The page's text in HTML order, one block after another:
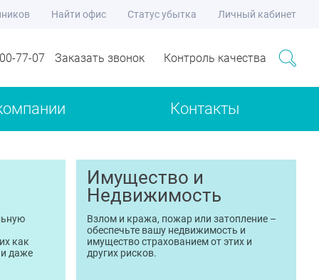
Найти офис Статус убытка Личный кабинет
77-07 Заказать звонок Контроль качества
Контакты
как
даже
Имущество и
Недвижимость
Взлом и кража, пожар или затопление –
обеспечьте вашу недвижимость и
имущество страхованием от этих и
других рисков.